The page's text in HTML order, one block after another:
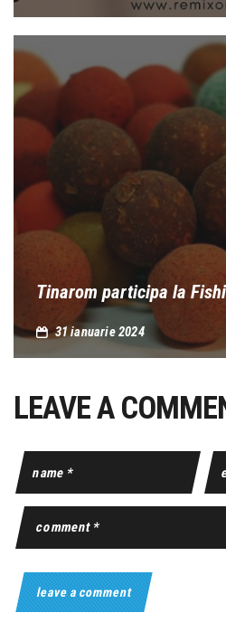
Tinarom participa la
31 ianuarie 2024
LEAVE A